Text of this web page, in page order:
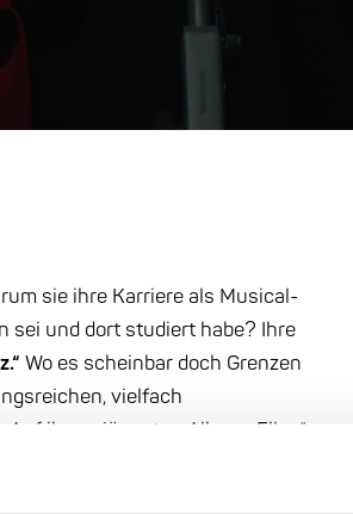
sie ihre Karriere als Musical-
sei und dort studiert habe? Ihre
Wo es scheinbar doch Grenzen
vielfach
ihrem jüngsten Album „Elles“
Jones, Roberta Flack, Edith
Nah ein sensibles Gespür für